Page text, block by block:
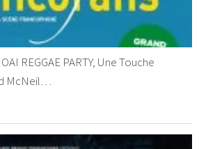
REGGAE PARTY, Une Touche
McNeil…